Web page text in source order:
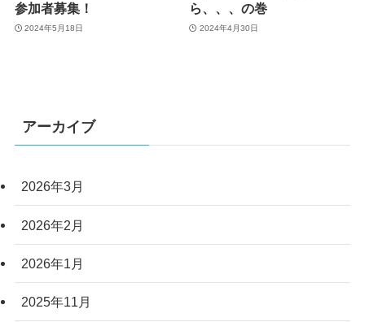
参加者募集！
2024年5月18日
ら、、、の巻
2024年4月30日
アーカイブ
2026年3月
2026年2月
2026年1月
2025年11月